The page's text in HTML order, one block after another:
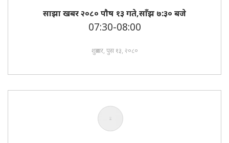
साझा खबर २०८० पाैष १३ गते,साँझ ७:३० बजे
07:30-08:00
शुक्रबार, पुस १३, २०८०